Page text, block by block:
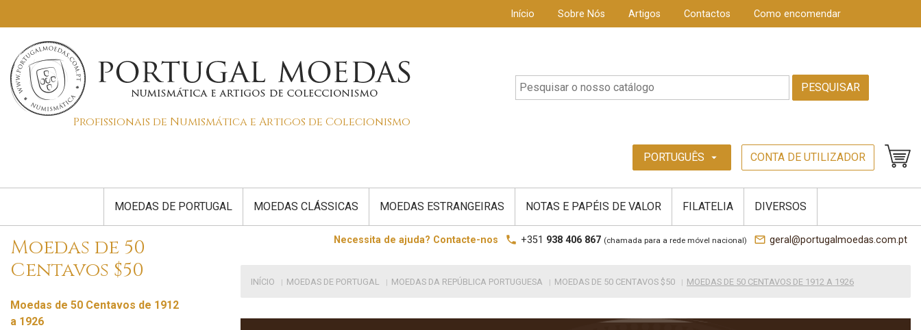
Início Sobre Nós Artigos Contactos Como encomendar
Profissionais de Numismática e Artigos de Colecionismo
PESQUISAR
PORTUGUÊS arrow_drop_down CONTA DE UTILIZADOR
MOEDAS DE PORTUGAL MOEDAS CLÁSSICAS MOEDAS ESTRANGEIRAS NOTAS E PAPÉIS DE VALOR FILATELIA DIVERSOS
Moedas de 50
Centavos $50
Moedas de 50 Centavos de 1912
a 1926
Necessita de ajuda? Contacte-nos local_phone +351 938 406 867 (chamada para a rede móvel nacional) mail_outline geral@portugalmoedas.com.pt
INÍCIO MOEDAS DE PORTUGAL MOEDAS DA REPÚBLICA PORTUGUESA MOEDAS DE 50 CENTAVOS $50 MOEDAS DE 50 CENTAVOS DE 1912 A 1926